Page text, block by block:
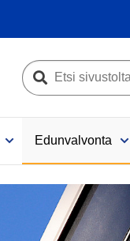
Etsi
sivustolta
Edunvalvonta